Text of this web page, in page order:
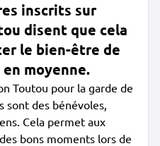
inscrits sur
disent que cela
le bien-être de
moyenne.
Toutou pour la garde de
sont des bénévoles,
Cela permet aux
bons moments lors de